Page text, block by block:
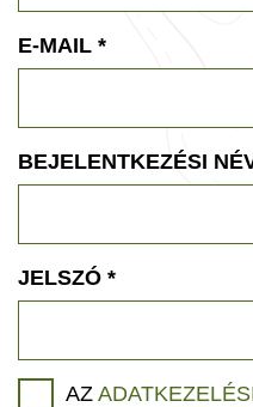
E-MAIL *
BEJELENTKEZÉSI
JELSZÓ *
AZ